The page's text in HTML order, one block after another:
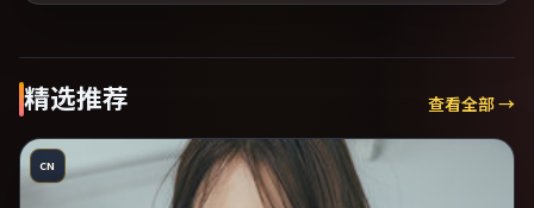
精选推荐 查看全部 →
CN